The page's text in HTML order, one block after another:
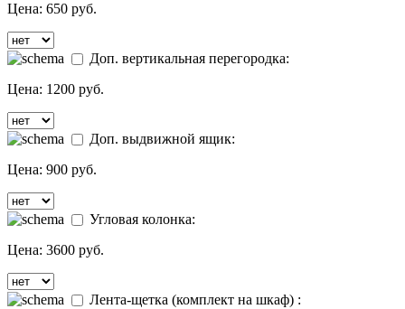
Цена: 650 руб.
Доп. вертикальная перегородка:
Цена: 1200 руб.
Доп. выдвижной ящик:
Цена: 900 руб.
Угловая колонка:
Цена: 3600 руб.
Лента-щетка (комплект на шкаф) :